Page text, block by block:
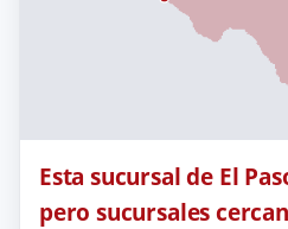
Esta sucursal de El
pero sucursales